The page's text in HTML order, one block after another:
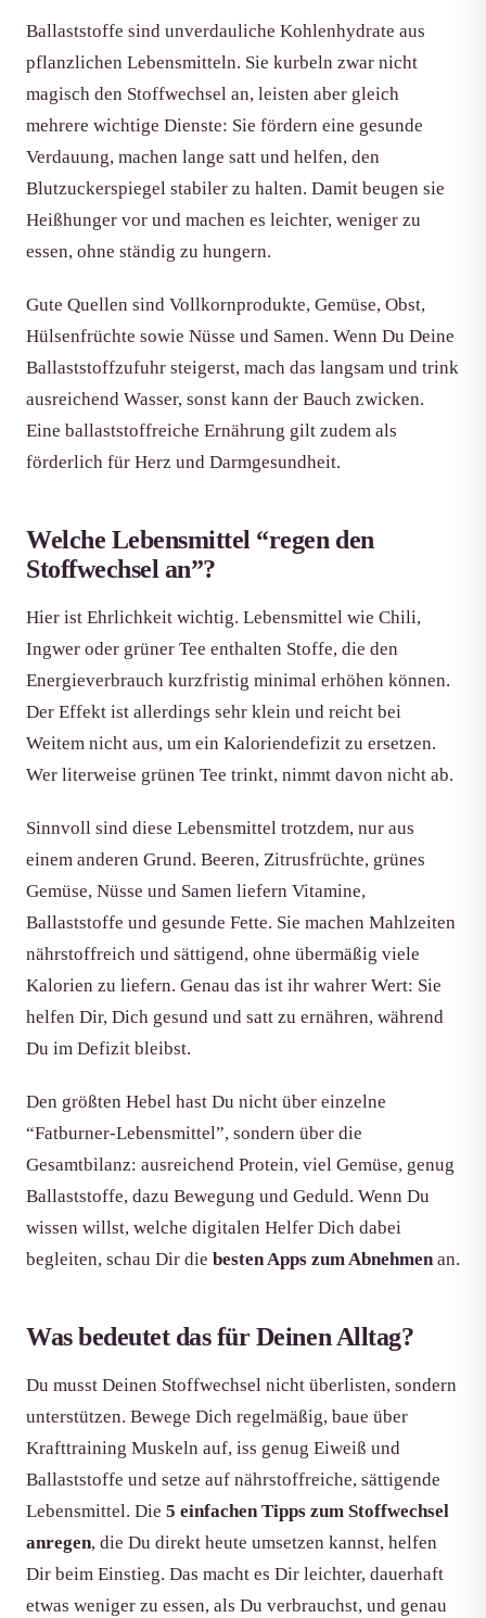
Ballaststoffe sind unverdauliche Kohlenhydrate aus
pflanzlichen Lebensmitteln. Sie kurbeln zwar nicht
magisch den Stoffwechsel an, leisten aber gleich
mehrere wichtige Dienste: Sie fördern eine gesunde
Verdauung, machen lange satt und helfen, den
Blutzuckerspiegel stabiler zu halten. Damit beugen sie
Heißhunger vor und machen es leichter, weniger zu
essen, ohne ständig zu hungern.
Gute Quellen sind Vollkornprodukte, Gemüse, Obst,
Hülsenfrüchte sowie Nüsse und Samen. Wenn Du Deine
Ballaststoffzufuhr steigerst, mach das langsam und trink
ausreichend Wasser, sonst kann der Bauch zwicken.
Eine ballaststoffreiche Ernährung gilt zudem als
förderlich für Herz und Darmgesundheit.
Welche Lebensmittel “regen den
Stoffwechsel an”?
Hier ist Ehrlichkeit wichtig. Lebensmittel wie Chili,
Ingwer oder grüner Tee enthalten Stoffe, die den
Energieverbrauch kurzfristig minimal erhöhen können.
Der Effekt ist allerdings sehr klein und reicht bei
Weitem nicht aus, um ein Kaloriendefizit zu ersetzen.
Wer literweise grünen Tee trinkt, nimmt davon nicht ab.
Sinnvoll sind diese Lebensmittel trotzdem, nur aus
einem anderen Grund. Beeren, Zitrusfrüchte, grünes
Gemüse, Nüsse und Samen liefern Vitamine,
Ballaststoffe und gesunde Fette. Sie machen Mahlzeiten
nährstoffreich und sättigend, ohne übermäßig viele
Kalorien zu liefern. Genau das ist ihr wahrer Wert: Sie
helfen Dir, Dich gesund und satt zu ernähren, während
Du im Defizit bleibst.
Den größten Hebel hast Du nicht über einzelne
“Fatburner-Lebensmittel”, sondern über die
Gesamtbilanz: ausreichend Protein, viel Gemüse, genug
Ballaststoffe, dazu Bewegung und Geduld. Wenn Du
wissen willst, welche digitalen Helfer Dich dabei
begleiten, schau Dir die besten Apps zum Abnehmenan.
Was bedeutet das für Deinen Alltag?
Du musst Deinen Stoffwechsel nicht überlisten, sondern
unterstützen. Bewege Dich regelmäßig, baue über
Krafttraining Muskeln auf, iss genug Eiweiß und
Ballaststoffe und setze auf nährstoffreiche, sättigende
Lebensmittel. Die 5 einfachen Tipps zum Stoffwechsel
anregen, die Du direkt heute umsetzen kannst, helfen
Dir beim Einstieg. Das macht es Dir leichter, dauerhaft
etwas weniger zu essen, als Du verbrauchst, und genau